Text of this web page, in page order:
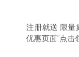
注册就送 限量
优惠页面”点击